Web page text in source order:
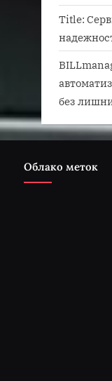
Title:
без
Облако меток